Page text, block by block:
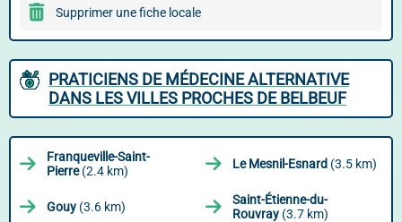
Supprimer une fiche locale
PRATICIENS DE MÉDECINE ALTERNATIVE
DANS LES VILLES PROCHES DE BELBEUF
Franqueville-Saint-
Pierre(2.4 km) Le Mesnil-Esnard (3.5 km)
Gouy (3.6 km)
Saint-Étienne-du-
Rouvray (3.7 km)